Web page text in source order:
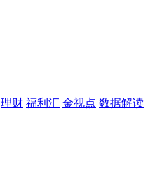
理财 福利汇 金视点 数据解读